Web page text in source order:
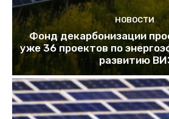
НОВОСТИ
Фонд декарбонизации
уже 36 проектов по
развитию